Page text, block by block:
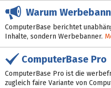
Warum
ComputerBase berichtet
Inhalte, sondern Werbebanner.
ComputerBase Pro
ComputerBase Pro ist die
zugleich faire Variante von